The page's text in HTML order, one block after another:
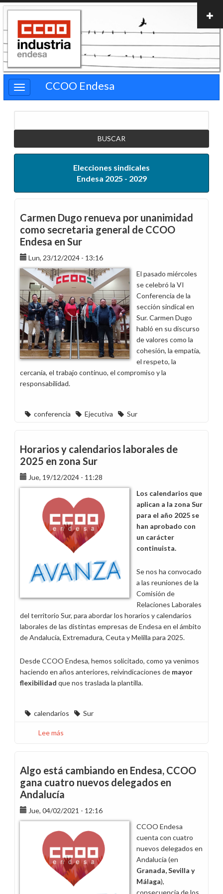
Pasar
contenido
principal
CCOO Endesa
Elecciones sindicales
Endesa 2025 - 2029
Carmen Dugo renueva por unanimidad
como secretaria general de CCOO
Endesa en Sur
Lun, 23/12/2024 - 13:16
El pasado miércoles
se celebró la VI
Conferencia de la
sección sindical en
Sur. Carmen Dugo
habló en su discurso
de valores como la
cohesión, la empatía,
el respeto, la
cercanía, el trabajo continuo, el compromiso y la
responsabilidad.
conferencia Ejecutiva Sur
Horarios y calendarios laborales de
2025 en zona Sur
Jue, 19/12/2024 - 11:28
Los calendarios que
aplican a la zona Sur
para el año 2025 se
han aprobado con
un carácter
continuista.
Se nos ha convocado
a las reuniones de la
Comisión de
Relaciones Laborales
del territorio Sur, para abordar los horarios y calendarios
laborales de las distintas empresas de Endesa en el ámbito
de Andalucía, Extremadura, Ceuta y Melilla para 2025.
Desde CCOO Endesa, hemos solicitado, como ya venimos
haciendo en años anteriores, reivindicaciones de mayor
flexibilidad que nos traslada la plantilla.
calendarios Sur
Lee más
calendarios
laborales
de
2025
en
zona
Sur
Algo está cambiando en Endesa, CCOO
gana cuatro nuevos delegados en
Andalucía
Jue, 04/02/2021 - 12:16
CCOO Endesa
cuenta con cuatro
nuevos delegados en
Andalucía (en
Granada, Sevilla y
Málaga),
consecuencia de los